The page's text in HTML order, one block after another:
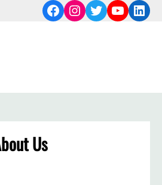
Facebook
Instagram
Twitter
Us